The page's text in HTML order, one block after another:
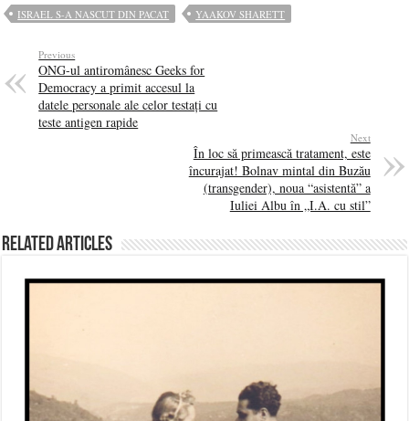
ISRAEL S-A NASCUT DIN PACAT
YAAKOV SHARETT
Previous
ONG-ul antiromânesc Geeks for
Democracy a primit accesul la
datele personale ale celor testați cu
teste antigen rapide
Next
În loc să primească tratament, este
încurajat! Bolnav mintal din Buzău
(transgender), noua “asistentă” a
Iuliei Albu în „I.A. cu stil”
Related Articles